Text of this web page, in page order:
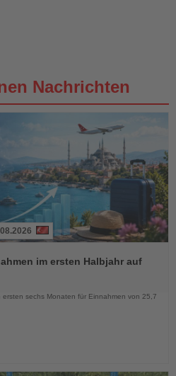
Nachrichten
im ersten Halbjahr auf
sechs Monaten für Einnahmen von 25,7